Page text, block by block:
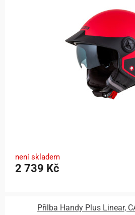
není skladem
2 739 Kč
Přilba Handy Plus Linear,